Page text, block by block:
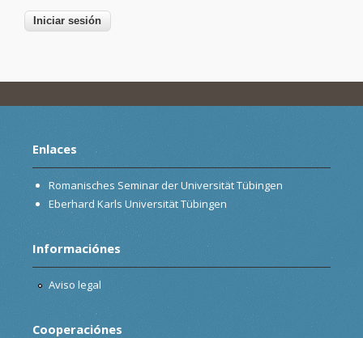
Enlaces
Romanisches Seminar der Universität Tübingen
Eberhard Karls Universität Tübingen
Informaciónes
Aviso legal
Cooperaciónes